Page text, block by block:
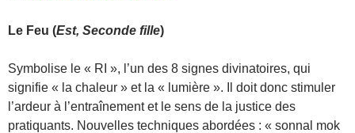
Le Feu (Est, Seconde fille)
Symbolise le « RI », l’un des 8 signes divinatoires, qui
signifie « la chaleur » et la « lumière ». Il doit donc stimuler
l’ardeur à l’entraînement et le sens de la justice des
pratiquants. Nouvelles techniques abordées : « sonnal mok